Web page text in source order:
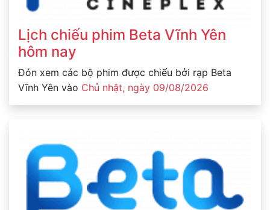
Lịch chiếu phim Beta Vĩnh Yên
hôm nay
Đón xem các bộ phim được chiếu bởi rạp Beta
Vĩnh Yên vào Chủ nhật, ngày 09/08/2026